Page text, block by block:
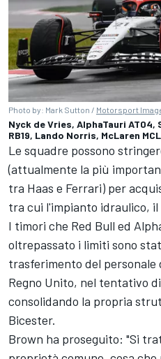
Photo by: Mark Sutton / Motorsport
Nyck de Vries, AlphaTauri AT04,
RB19, Lando Norris, McLaren
Le squadre possono
(attualmente la più
tra Haas e Ferrari) per
tra cui l'impianto idraulico, il
I timori che Red Bull ed
oltrepassato i limiti sono
trasferimento del personale
Regno Unito, nel tentativo
consolidando la propria
Bicester.
Brown ha proseguito: "Si